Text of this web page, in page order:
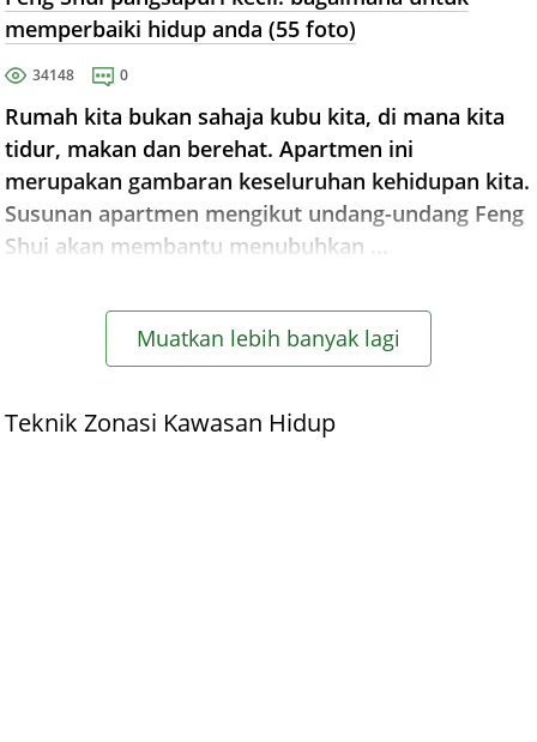
memperbaiki hidup anda (55 foto)
34148 0
Rumah kita bukan sahaja kubu kita, di mana kita
tidur, makan dan berehat. Apartmen ini
merupakan gambaran keseluruhan kehidupan kita.
Susunan apartmen mengikut undang-undang Feng
Shui akan membantu menubuhkan ...
Muatkan lebih banyak lagi
Teknik Zonasi Kawasan Hidup